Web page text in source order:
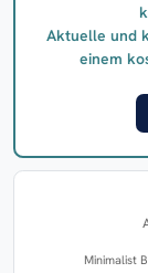
Aktuelle und
einem
Minimalist